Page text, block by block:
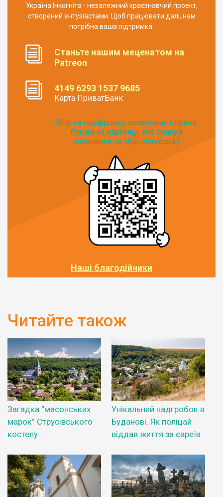
Україна Інкогніта - незалежний краєзнавчий проект,
створений ентузіастами. Щоб працювати далі, нам
потрібна ваша підтримка.
Станьте нашим меценатом на
Patreon
4149 6293 1537 9685
Карта ПриватБанк
Збір на оцифровку козацьких церков
(тисни на картинці, або скануй
посилання на збір monobank):
Наші благодійники
Читайте також
Загадка “масонських
марок” Струсівського
костелу
Унікальний надгробок в
Буданові. Як поліцай
віддав життя за євреїв